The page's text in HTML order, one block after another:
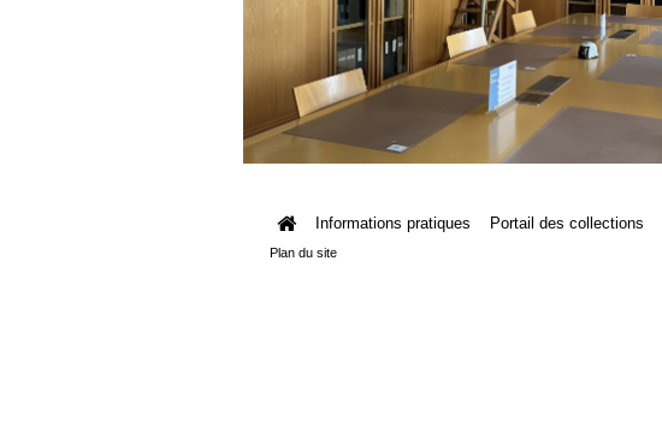
Informations pratiques Portail des collections
Plan du site